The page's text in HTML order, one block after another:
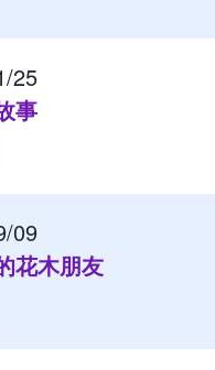
25
事
09
花木朋友